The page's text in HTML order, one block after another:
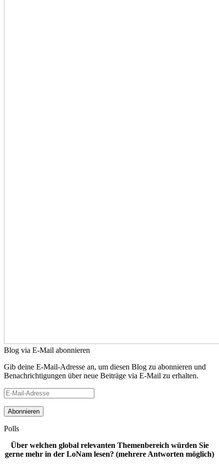
Blog via E-Mail abonnieren
Gib deine E-Mail-Adresse an, um diesen Blog zu abonnieren und
Benachrichtigungen über neue Beiträge via E-Mail zu erhalten.
E-
Mail-
Adresse
Polls
Über welchen global relevanten Themenbereich würden Sie
gerne mehr in der LoNam lesen? (mehrere Antworten möglich)